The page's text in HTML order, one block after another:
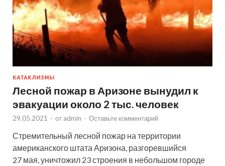
КАТАКЛИЗМЫ
Лесной пожар в Аризоне вынудил к
эвакуации около 2 тыс. человек
29.05.2021 - от admin - Оставьте комментарий
Стремительный лесной пожар на территории
американского штата Аризона, разгоревшийся
27 мая, уничтожил 23 строения в небольшом городе